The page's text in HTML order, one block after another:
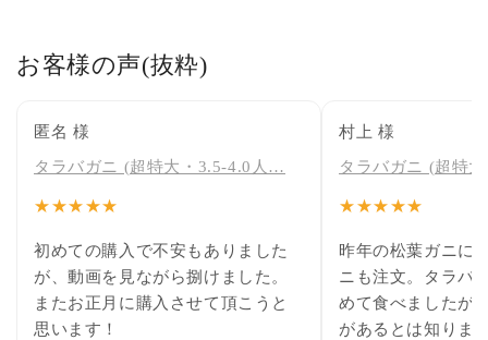
お客様の声(抜粋)
匿名 様
タラバガニ (超特大・3.5-4.0人…
★★★★★
初めての購入で不安もありました
が、動画を見ながら捌けました。
またお正月に購入させて頂こうと
思います！
村上 様
タラバガニ (超特
★★★★★
昨年の松葉ガニに
ニも注文。タラバ
めて食べましたが
があるとは知りま